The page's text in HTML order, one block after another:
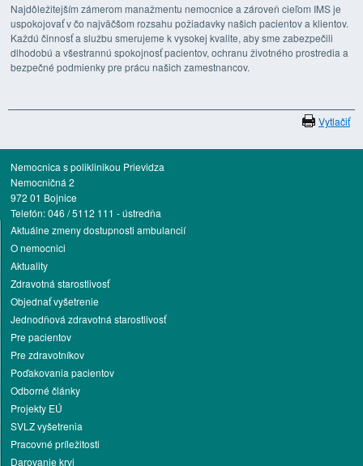
Najdôležitejším zámerom manažmentu nemocnice a zároveň cieľom IMS je
uspokojovať v čo najväčšom rozsahu požiadavky našich pacientov a klientov.
Každú činnosť a službu smerujeme k vysokej kvalite, aby sme zabezpečili
dlhodobú a všestrannú spokojnosť pacientov, ochranu životného prostredia a
bezpečné podmienky pre prácu našich zamestnancov.
Vytlačiť
Nemocnica s poliklinikou Prievidza
Nemocničná 2
972 01 Bojnice
Telefón: 046 / 5112 111 - ústredňa
Aktuálne zmeny dostupnosti ambulancií
O nemocnici
Aktuality
Zdravotná starostlivosť
Objednať vyšetrenie
Jednodňová zdravotná starostlivosť
Pre pacientov
Pre zdravotníkov
Poďakovania pacientov
Odborné články
Projekty EÚ
SVLZ vyšetrenia
Pracovné príležitosti
Darovanie krvi